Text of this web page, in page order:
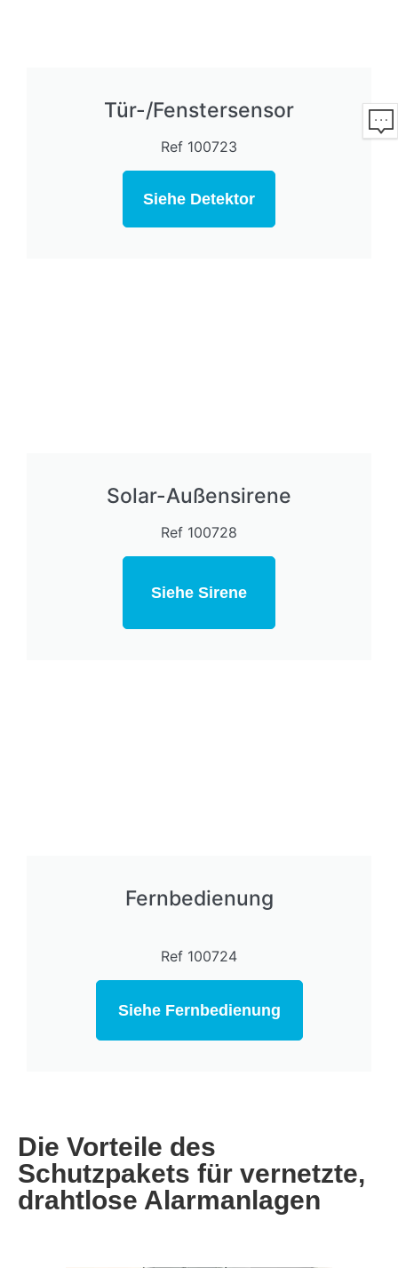
Tür-/Fenstersensor
Ref 100723
Siehe Detektor
Solar-Außensirene
Ref 100728
Siehe Sirene
Fernbedienung
Ref 100724
Siehe Fernbedienung
Die Vorteile des
Schutzpakets für vernetzte,
drahtlose Alarmanlagen